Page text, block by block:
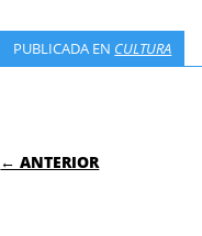
PUBLICADA EN CULTURA
← ANTERIOR